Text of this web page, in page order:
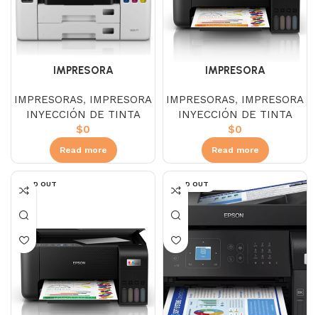
IMPRESORA
GX7010
IMPRESORAS, IMPRESORA
INYECCIÓN DE TINTA
$0
Read more
IMPRESORA
ECOTANK L3210
IMPRESORAS, IMPRESORA
INYECCIÓN DE TINTA
$0
Read more
SOLD OUT SOLD OUT